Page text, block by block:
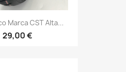
Marca CST Alta...
29,00 €